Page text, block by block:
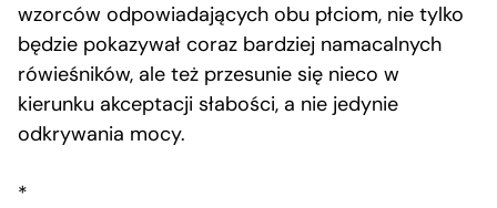
wzorców odpowiadających obu płciom, nie tylko
będzie pokazywał coraz bardziej namacalnych
rówieśników, ale też przesunie się nieco w
kierunku akceptacji słabości, a nie jedynie
odkrywania mocy.
*